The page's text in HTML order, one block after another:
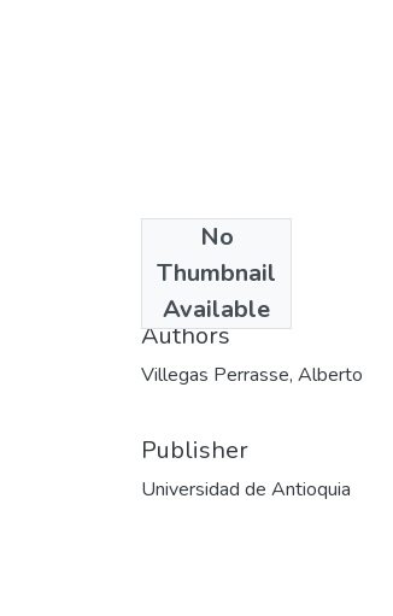
No
Thumbnail
Available
2012-10-07
Authors
Villegas Perrasse, Alberto
Publisher
Universidad de Antioquia